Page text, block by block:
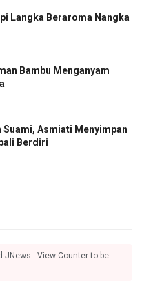
Langka Beraroma Nangka
Bambu Menganyam
Suami, Asmiati Menyimpan
Berdiri
JNews - View Counter to be